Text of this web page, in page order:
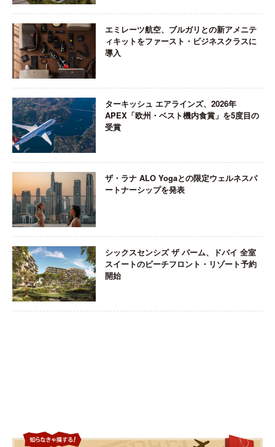
エミレーツ航空、ブルガリとの新アメニテ
ィキットをファースト・ビジネスクラスに
導入
ターキッシュ エアラインズ、2026年
APEX「欧州・ベスト機内食賞」を5度目の
受賞
ザ・ラナ ALO Yogaとの限定ウェルネスパ
ートナーシップを発表
シックスセンシズ ザ パーム、ドバイ 全室
スイートのビーチフロント・リゾート予約
開始